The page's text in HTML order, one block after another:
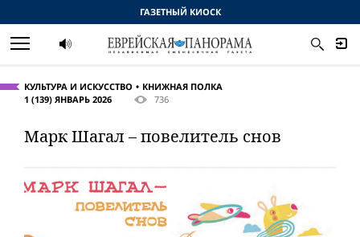
КУЛЬТУРА И ИСКУССТВО
КНИЖНАЯ ПОЛКА
1 (139) ЯНВАРЬ 2026
736
Марк Шагал – повелитель снов
ГАЗЕТНЫЙ КИОСК